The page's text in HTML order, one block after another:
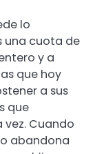
lo
una cuota de
y a
que hoy
a sus
que
Cuando
abandona